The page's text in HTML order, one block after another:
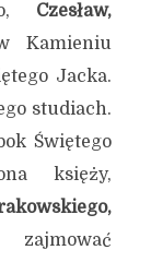
Czesław,
Kamieniu
Jacka.
studiach.
Świętego
księży,